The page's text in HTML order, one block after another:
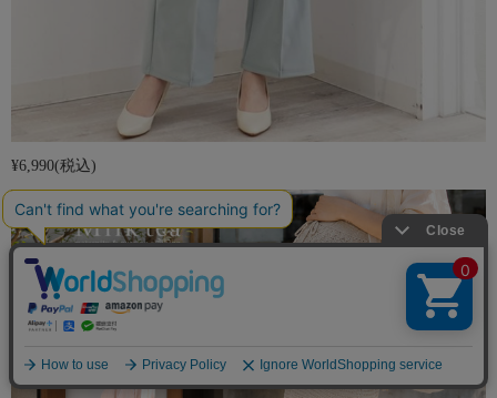
¥6,990(税込)